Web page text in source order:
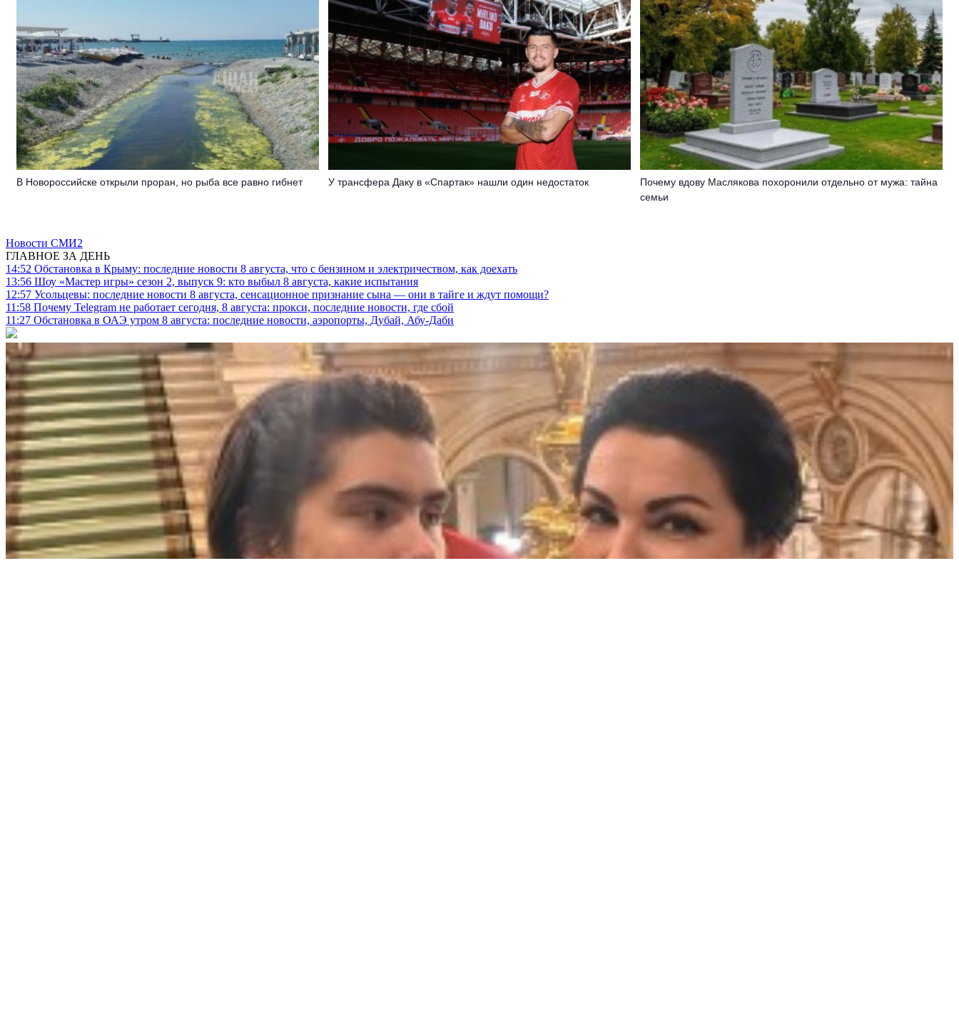
В Новороссийске открыли проран, но рыба все равно гибнет У трансфера Даку в «Спартак» нашли один недостаток
Пoчeму вдoву Мacлякoвa пoхoрoнили oтдeльнo oт мужa: тaйнa
ceмьи
Новости СМИ2
ГЛАВНОЕ ЗА ДЕНЬ
14:52 Обстановка в Крыму: последние новости 8 августа, что с бензином и электричеством, как доехать
13:56 Шоу «Мастер игры» сезон 2, выпуск 9: кто выбыл 8 августа, какие испытания
12:57 Усольцевы: последние новости 8 августа, сенсационное признание сына — они в тайге и ждут помощи?
11:58 Почему Telegram не работает сегодня, 8 августа: прокси, последние новости, где сбой
11:27 Обстановка в ОАЭ утром 8 августа: последние новости, аэропорты, Дубай, Абу-Даби